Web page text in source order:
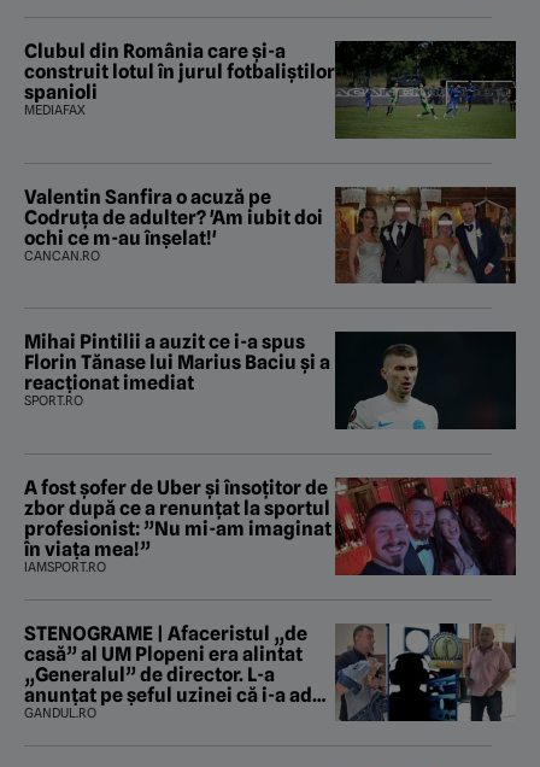
Clubul din România care și-a
construit lotul în jurul fotbaliștilor
spanioli
MEDIAFAX
Valentin Sanfira o acuză pe
Codruța de adulter? 'Am iubit doi
ochi ce m-au înșelat!'
CANCAN.RO
Mihai Pintilii a auzit ce i-a spus
Florin Tănase lui Marius Baciu și a
reacționat imediat
SPORT.RO
A fost șofer de Uber și însoțitor de
zbor după ce a renunțat la sportul
profesionist: ”Nu mi-am imaginat
în viața mea!”
IAMSPORT.RO
STENOGRAME | Afaceristul „de
casă” al UM Plopeni era alintat
„Generalul” de director. L-a
anunțat pe șeful uzinei că i-a adus
„subțireanu, așa”
GANDUL.RO